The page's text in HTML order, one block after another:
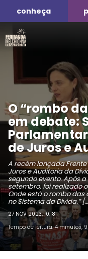
conheça
O “rombo
em debate:
de Juros e
A recém lançada
Juros e Auditoria da
segundo evento. Após
setembro, foi realizado
Onde está o rombo das
no Sistema da Dívida.”
27 NOV 2023, 10:18
Tempo de leitura: 4 minutos,